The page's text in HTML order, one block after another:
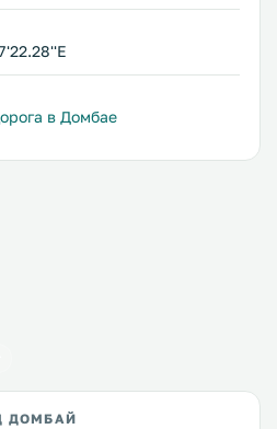
в Домбае
ДОМБАЙ